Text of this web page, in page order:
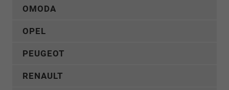
OMODA
OPEL
PEUGEOT
RENAULT